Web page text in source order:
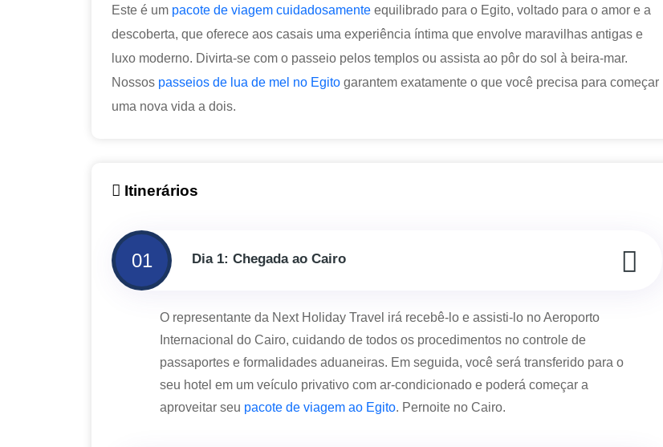
Este é um pacote de viagem cuidadosamente equilibrado para o Egito, voltado para o amor e a
descoberta, que oferece aos casais uma experiência íntima que envolve maravilhas antigas e
luxo moderno. Divirta-se com o passeio pelos templos ou assista ao pôr do sol à beira-mar.
Nossos passeios de lua de mel no Egito garantem exatamente o que você precisa para começar
uma nova vida a dois.
Itinerários
01 Dia 1: Chegada ao Cairo
O representante da Next Holiday Travel irá recebê-lo e assisti-lo no Aeroporto
Internacional do Cairo, cuidando de todos os procedimentos no controle de
passaportes e formalidades aduaneiras. Em seguida, você será transferido para o
seu hotel em um veículo privativo com ar-condicionado e poderá começar a
aproveitar seu pacote de viagem ao Egito. Pernoite no Cairo.